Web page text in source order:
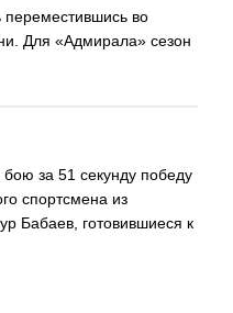
во
Для «Адмирала» сезон
за 51 секунду победу
спортсмена из
Бабаев, готовившиеся к